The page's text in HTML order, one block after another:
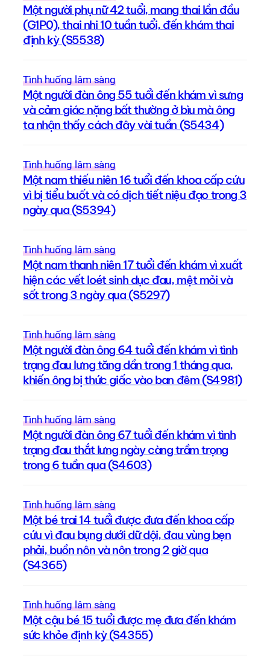
Một người phụ nữ 42 tuổi, mang thai lần đầu
(G1P0), thai nhi 10 tuần tuổi, đến khám thai
định kỳ (S5538)
Tình huống lâm sàng
Một người đàn ông 55 tuổi đến khám vì sưng
và cảm giác nặng bất thường ở bìu mà ông
ta nhận thấy cách đây vài tuần (S5434)
Tình huống lâm sàng
Một nam thiếu niên 16 tuổi đến khoa cấp cứu
vì bị tiểu buốt và có dịch tiết niệu đạo trong 3
ngày qua (S5394)
Tình huống lâm sàng
Một nam thanh niên 17 tuổi đến khám vì xuất
hiện các vết loét sinh dục đau, mệt mỏi và
sốt trong 3 ngày qua (S5297)
Tình huống lâm sàng
Một người đàn ông 64 tuổi đến khám vì tình
trạng đau lưng tăng dần trong 1 tháng qua,
khiến ông bị thức giấc vào ban đêm (S4981)
Tình huống lâm sàng
Một người đàn ông 67 tuổi đến khám vì tình
trạng đau thắt lưng ngày càng trầm trọng
trong 6 tuần qua (S4603)
Tình huống lâm sàng
Một bé trai 14 tuổi được đưa đến khoa cấp
cứu vì đau bụng dưới dữ dội, đau vùng bẹn
phải, buồn nôn và nôn trong 2 giờ qua
(S4365)
Tình huống lâm sàng
Một cậu bé 15 tuổi được mẹ đưa đến khám
sức khỏe định kỳ (S4355)